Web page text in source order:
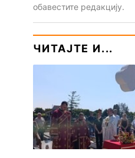
обавестите редакцију.
ЧИТАЈТЕ И...